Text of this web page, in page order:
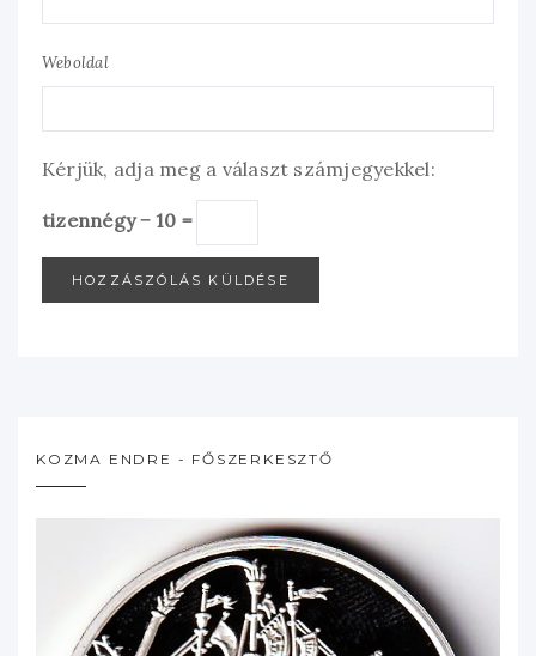
Weboldal
Kérjük, adja meg a választ számjegyekkel:
tizennégy − 10 =
KOZMA ENDRE - FŐSZERKESZTŐ